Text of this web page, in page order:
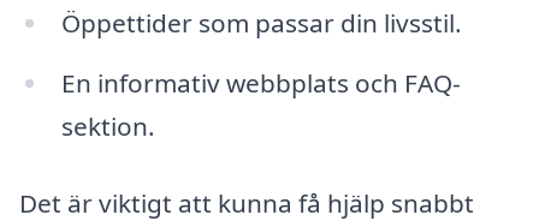
Öppettider som passar din livsstil.
En informativ webbplats och FAQ-
sektion.
Det är viktigt att kunna få hjälp snabbt